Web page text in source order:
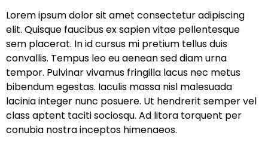
Lorem ipsum dolor sit amet consectetur adipiscing
elit. Quisque faucibus ex sapien vitae pellentesque
sem placerat. In id cursus mi pretium tellus duis
convallis. Tempus leo eu aenean sed diam urna
tempor. Pulvinar vivamus fringilla lacus nec metus
bibendum egestas. Iaculis massa nisl malesuada
lacinia integer nunc posuere. Ut hendrerit semper vel
class aptent taciti sociosqu. Ad litora torquent per
conubia nostra inceptos himenaeos.